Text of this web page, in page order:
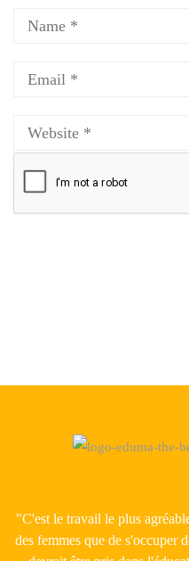
"C'est le travail le plus
des femmes que de s'occuper